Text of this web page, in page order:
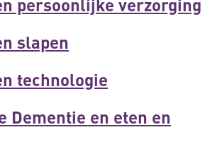
persoonlijke verzorging
slapen
technologie
Dementie en eten en